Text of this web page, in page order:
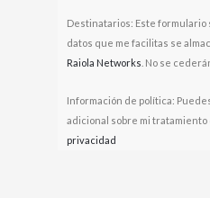
Destinatarios: Este formulario
datos que me facilitas se
Raiola Networks . No se
Información de política:
adicional sobre mi tratamiento
privacidad